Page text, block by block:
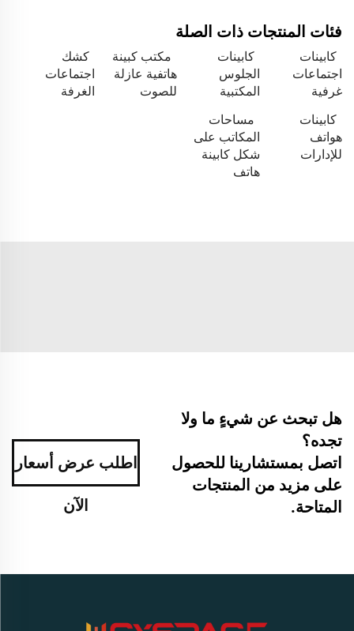
فئات المنتجات ذات الصلة
كابينات
اجتماعات
غرفية
كابينات
الجلوس
المكتبية
مكتب كبينة
هاتفية عازلة
للصوت
كشك
اجتماعات
الغرفة
كابينات
هواتف
للإدارات
مساحات
المكاتب على
شكل كابينة
هاتف
هل تبحث عن شيءٍ ما ولا
تجده؟
اتصل بمستشارينا للحصول
على مزيد من المنتجات
المتاحة.
اطلب عرض أسعار
الآن